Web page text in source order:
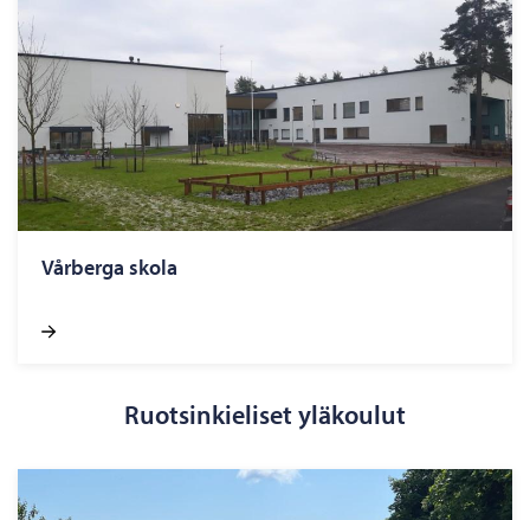
Vårberga skola
Ruotsinkieliset yläkoulut